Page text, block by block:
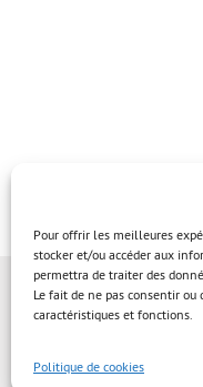
Pour offrir les meilleures
stocker et/ou accéder aux
permettra de traiter des
Le fait de ne pas consentir
caractéristiques et fonctions.
Politique de cookies